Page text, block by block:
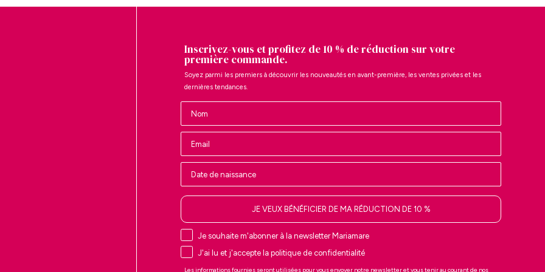
Inscrivez-vous et profitez de 10 % de réduction sur votre
première commande.
Soyez parmi les premiers à découvrir les nouveautés en avant-première, les ventes privées et les
dernières tendances.
Nombre
JE VEUX BÉNÉFICIER DE MA RÉDUCTION DE 10 %
Je souhaite m'abonner à la newsletter Mariamare
J'ai lu et j'accepte la politique de confidentialité
Les informations fournies seront utilisées pour vous envoyer notre newsletter et vous tenir au courant de nos